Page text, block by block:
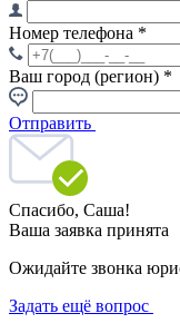
Номер телефона *
Ваш город (регион) *
Отправить
Спасибо, Саша!
Ваша заявка принята
Ожидайте звонка
Задать ещё вопрос